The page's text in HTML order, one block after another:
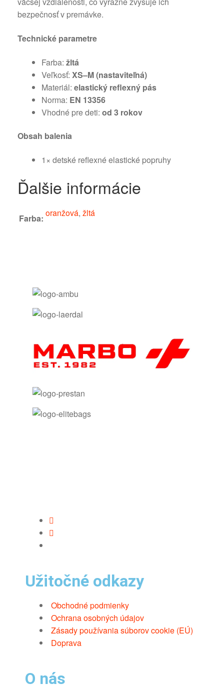
bezpečnosť v premávke.
Technické parametre
Farba: žltá
Veľkosť: XS–M (nastaviteľná)
Materiál: elastický reflexný pás
Norma: EN 13356
Vhodné pre deti: od 3 rokov
Obsah balenia
1× detské reflexné elastické popruhy
Ďalšie informácie
Farba: oranžová, žltá
Užitočné odkazy
Obchodné podmienky
Ochrana osobných údajov
Zásady používania súborov cookie (EÚ)
Doprava
O nás